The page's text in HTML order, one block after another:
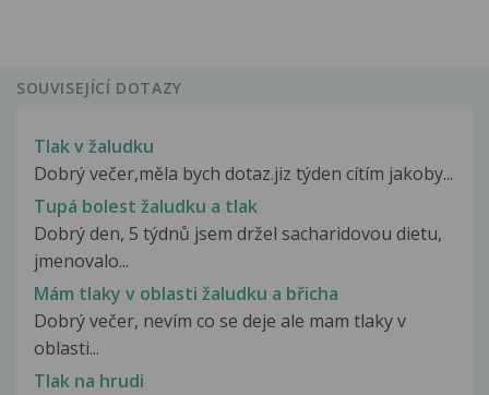
SOUVISEJÍCÍ DOTAZY
Tlak v žaludku
Dobrý večer,měla bych dotaz.jiz týden cítím jakoby...
Tupá bolest žaludku a tlak
Dobrý den, 5 týdnů jsem držel sacharidovou dietu,
jmenovalo...
Mám tlaky v oblasti žaludku a břicha
Dobrý večer, nevím co se deje ale mam tlaky v
oblasti...
Tlak na hrudi